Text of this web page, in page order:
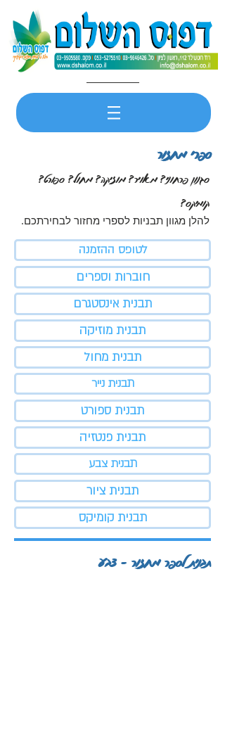
ספרי מחזור
סגנון פרחוני? מאויר? מוזיקה? מחול? ספורט?
קומיקס?
להלן מגוון תבניות לספרי מחזור לבחירתכם.
לטופס ההזמנה
חוברות וספרים
תבנית אינסטגרם
תבנית מוזיקה
תבנית מחול
תבנית נייר
תבנית ספורט
תבנית פנטזיה
תבנית צבע
תבנית ציור
תבנית קומיקס
תבנית לספר מחזור - צבע